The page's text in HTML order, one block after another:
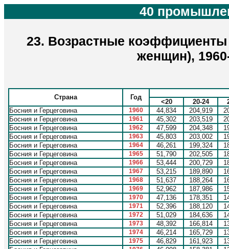
40
23. Возрастные
женщин),
Страна Год
<20 20-24
Босния и Герцеговина
1960 44,834 204,919
Босния и Герцеговина
1961 45,302 203,519
Босния и Герцеговина
1962 47,599 204,348
Босния и Герцеговина
1963 45,803 203,002
Босния и Герцеговина
1964 46,261 199,324
Босния и Герцеговина
1965 51,790 202,505
Босния и Герцеговина
1966 53,444 200,729
Босния и Герцеговина
1967 53,215 189,890
Босния и Герцеговина
1968 51,637 188,264
Босния и Герцеговина
1969 52,962 187,986
Босния и Герцеговина
1970 47,136 178,351
Босния и Герцеговина
1971 52,396 188,120
Босния и Герцеговина
1972 51,029 184,636
Босния и Герцеговина
1973 48,392 166,814
Босния и Герцеговина
1974 46,214 165,729
Босния и Герцеговина
1975 46,829 161,923